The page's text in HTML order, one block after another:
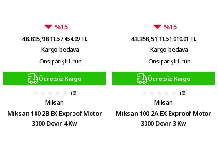
%15
48.835,98 TL57.454,09 TL
Kargo bedava
Önsiparişli Ürün
%15
43.358,51 TL51.010,01 TL
Kargo bedava
Önsiparişli Ürün
Ücretsiz Kargo
(0)
Miksan
Miksan 100 2B EX Exproof Motor
3000 Devir 4 Kw
Ücretsiz Kargo
(0)
Miksan
Miksan 100 2A EX Exproof Motor
3000 Devir 3 Kw